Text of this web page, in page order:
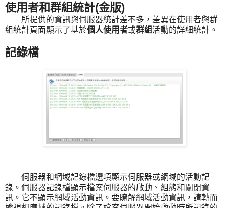
使用者和群組統計(金版)
所提供的資訊與伺服器統計差不多，差異在使用者與群
組統計頁面顯示了基於個人使用者或群組活動的詳細統計。
記錄檔
伺服器和網域記錄檔選項顯示伺服器或網域的活動記
錄。伺服器記錄檔顯示檔案伺服器的啟動、組態和關閉資
訊。它不顯示網域活動資訊。要瞭解網域活動資訊，請轉而